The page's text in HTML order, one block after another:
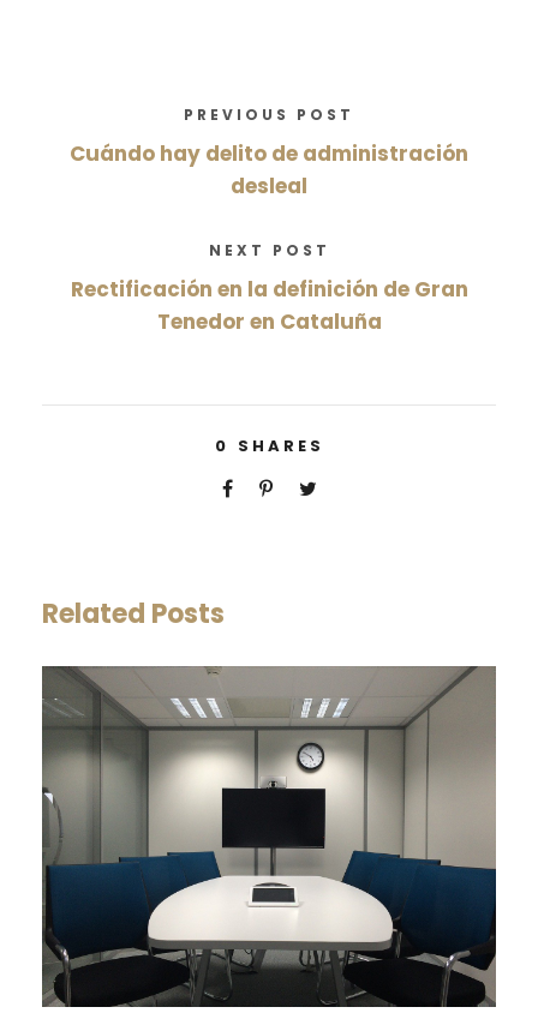
PREVIOUS POST
Cuándo hay delito de administración
desleal
NEXT POST
Rectificación en la definición de Gran
Tenedor en Cataluña
0 SHARES
Related Posts